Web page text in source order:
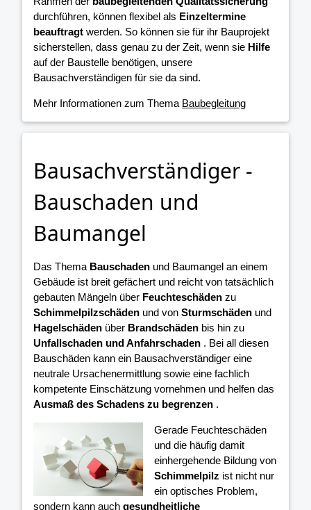
durchführen, können flexibel als Einzeltermine
beauftragt werden. So können sie für ihr Bauprojekt
sicherstellen, dass genau zu der Zeit, wenn sie Hilfe
auf der Baustelle benötigen, unsere
Bausachverständigen für sie da sind.
Mehr Informationen zum Thema Baubegleitung
Bausachverständiger -
Bauschaden und
Baumangel
Das Thema Bauschaden und Baumangel an einem
Gebäude ist breit gefächert und reicht von tatsächlich
gebauten Mängeln über Feuchteschäden zu
Schimmelpilzschäden und von Sturmschäden und
Hagelschäden über Brandschäden bis hin zu
Unfallschaden und Anfahrschaden . Bei all diesen
Bauschäden kann ein Bausachverständiger eine
neutrale Ursachenermittlung sowie eine fachlich
kompetente Einschätzung vornehmen und helfen das
Ausmaß des Schadens zu begrenzen .
Gerade Feuchteschäden
und die häufig damit
einhergehende Bildung von
Schimmelpilz ist nicht nur
ein optisches Problem,
sondern kann auch gesundheitliche